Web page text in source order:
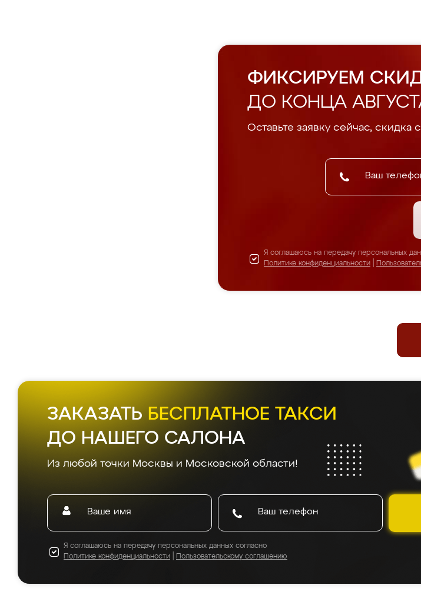
ФИКСИРУЕМ
ДО КОНЦА
Оставьте заявку сейчас, скидка
Я соглашаюсь на передачу персональных
Политике конфиденциальности
ЗАКАЗАТЬ БЕСПЛАТНОЕ ТАКСИ
ДО НАШЕГО САЛОНА
Из любой точки Москвы и Московской области!
Я соглашаюсь на передачу персональных данных согласно
Политике конфиденциальности
Пользовательскому соглашению